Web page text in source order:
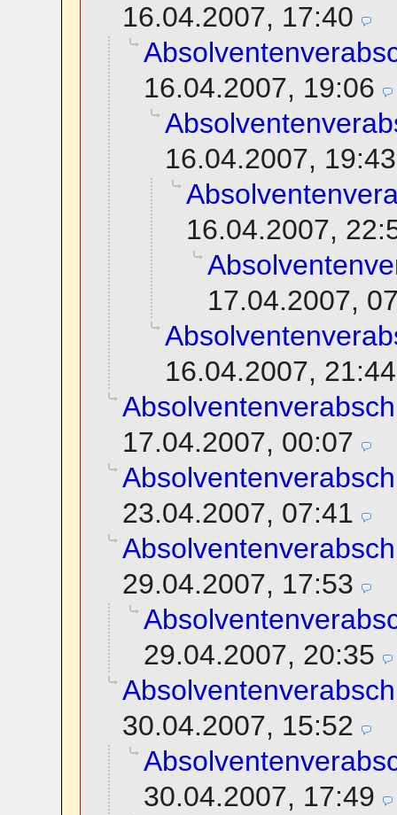
16.04.2007, 17:40
16.04.2007, 19:06
16.04.2007, 19:43
16.04.2007,
17.04.2007,
16.04.2007, 21:44
17.04.2007, 00:07
23.04.2007, 07:41
29.04.2007, 17:53
29.04.2007, 20:35
30.04.2007, 15:52
30.04.2007, 17:49